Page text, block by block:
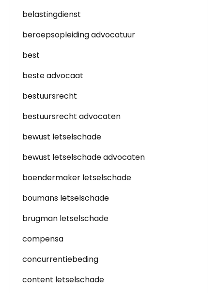
belastingdienst
beroepsopleiding advocatuur
best
beste advocaat
bestuursrecht
bestuursrecht advocaten
bewust letselschade
bewust letselschade advocaten
boendermaker letselschade
boumans letselschade
brugman letselschade
compensa
concurrentiebeding
content letselschade